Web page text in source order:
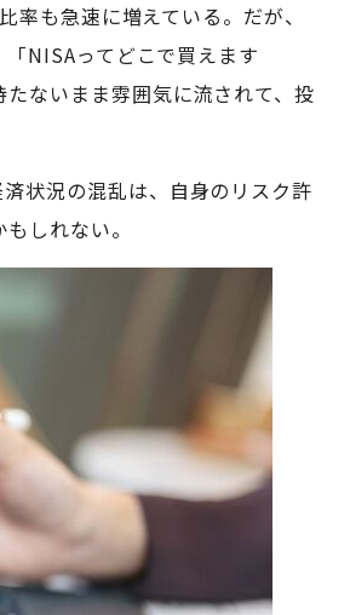
も急速に増えている。だが、
NISAってどこで買えます
ないまま雰囲気に流されて、投
状況の混乱は、自身のリスク許
しれない。